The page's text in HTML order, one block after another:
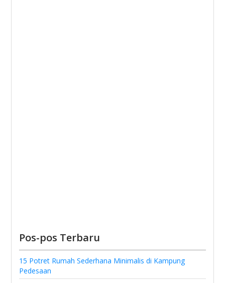
Pos-pos Terbaru
15 Potret Rumah Sederhana Minimalis di Kampung
Pedesaan